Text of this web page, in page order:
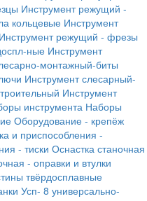
Инструмент режущий -
кольцевые Инструмент
Инструмент режущий - фрезы
ные Инструмент
монтажный-биты
Инструмент слесарный-
Инструмент
инструмента Наборы
Оборудование - крепёж
и приспособления -
- тиски Оснастка станочная
- оправки и втулки
твёрдосплавные
Усп- 8 универсально-